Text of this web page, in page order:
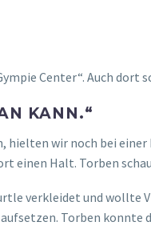
Center“. Auch dort
KANN.“
hielten wir noch bei
einen Halt. Torben
verkleidet und wollte
Torben konnte